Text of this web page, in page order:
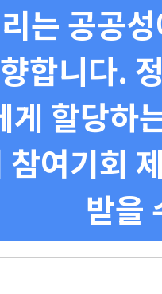
는 공공
합니다.
게 할당하
참여기회
받을